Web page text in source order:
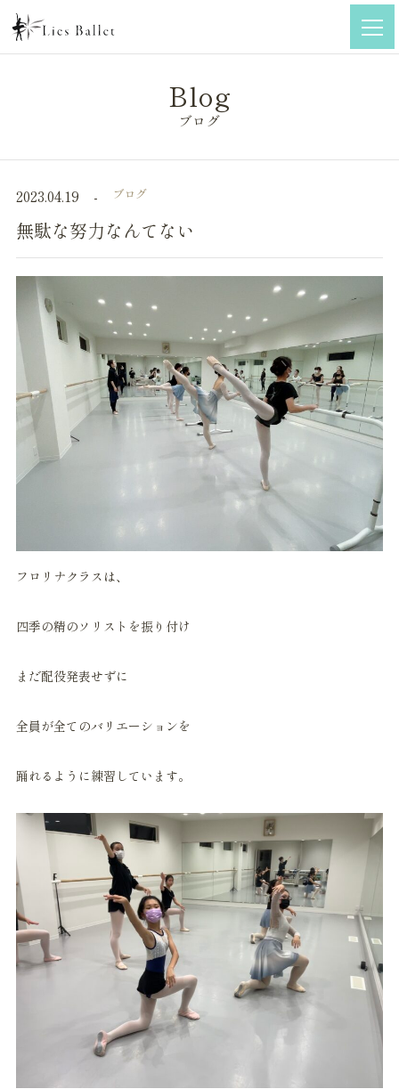
ブログ
無駄な努力なんてない
2023.04.19 ブログ
フロリナクラスは、
四季の精のソリストを振り付け
まだ配役発表せずに
全員が全てのバリエーションを
踊れるように練習しています。